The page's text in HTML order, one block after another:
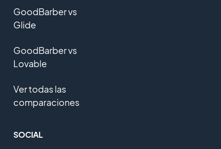
GoodBarber vs
Glide
GoodBarber vs
Lovable
Ver todas las
comparaciones
SOCIAL